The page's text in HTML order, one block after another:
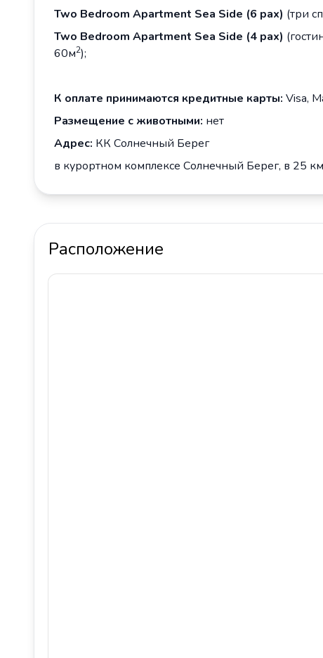
Two Bedroom Apartment Sea Side (6 pax) (три
Two Bedroom Apartment Sea Side (4 pax)
60м2);
К оплате принимаются кредитные карты: Visa,
Размещение с животными: нет
Адрес: КК Солнечный Берег
в курортном комплексе Солнечный Берег, в 25
Расположение